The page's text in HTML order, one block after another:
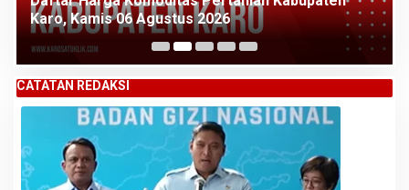
Karo, Kamis 06 Agustus 2026
CATATAN REDAKSI